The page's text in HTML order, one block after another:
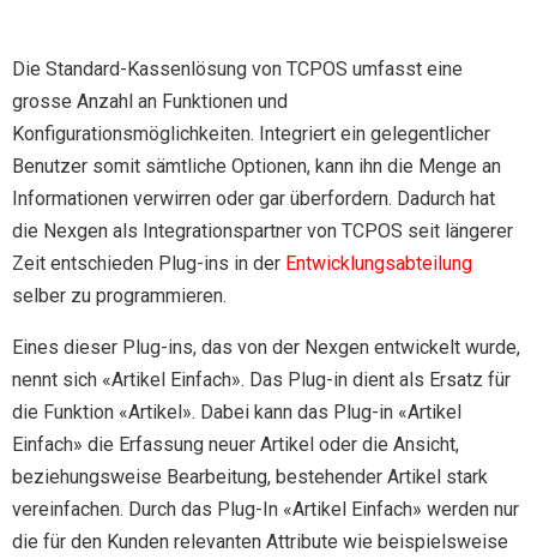
Die Standard-Kassenlösung von TCPOS umfasst eine
grosse Anzahl an Funktionen und
Konfigurationsmöglichkeiten. Integriert ein gelegentlicher
Benutzer somit sämtliche Optionen, kann ihn die Menge an
Informationen verwirren oder gar überfordern. Dadurch hat
die Nexgen als Integrationspartner von TCPOS seit längerer
Zeit entschieden Plug-ins in der Entwicklungsabteilung
selber zu programmieren.
Eines dieser Plug-ins, das von der Nexgen entwickelt wurde,
nennt sich «Artikel Einfach». Das Plug-in dient als Ersatz für
die Funktion «Artikel». Dabei kann das Plug-in «Artikel
Einfach» die Erfassung neuer Artikel oder die Ansicht,
beziehungsweise Bearbeitung, bestehender Artikel stark
vereinfachen. Durch das Plug-In «Artikel Einfach» werden nur
die für den Kunden relevanten Attribute wie beispielsweise